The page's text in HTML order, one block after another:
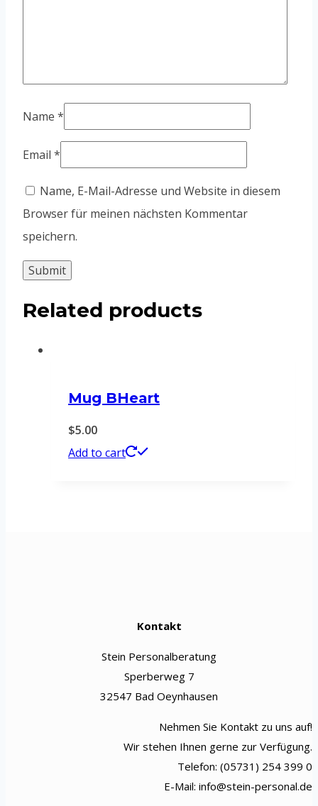
Name *
Email *
Name, E-Mail-Adresse und Website in diesem
Browser für meinen nächsten Kommentar
speichern.
Related products
Mug BHeart
$5.00
Add to cart
Kontakt
Stein Personalberatung
Sperberweg 7
32547 Bad Oeynhausen
Nehmen Sie Kontakt zu uns auf!
Wir stehen Ihnen gerne zur Verfügung.
Telefon: (05731) 254 399 0
E-Mail: info@stein-personal.de